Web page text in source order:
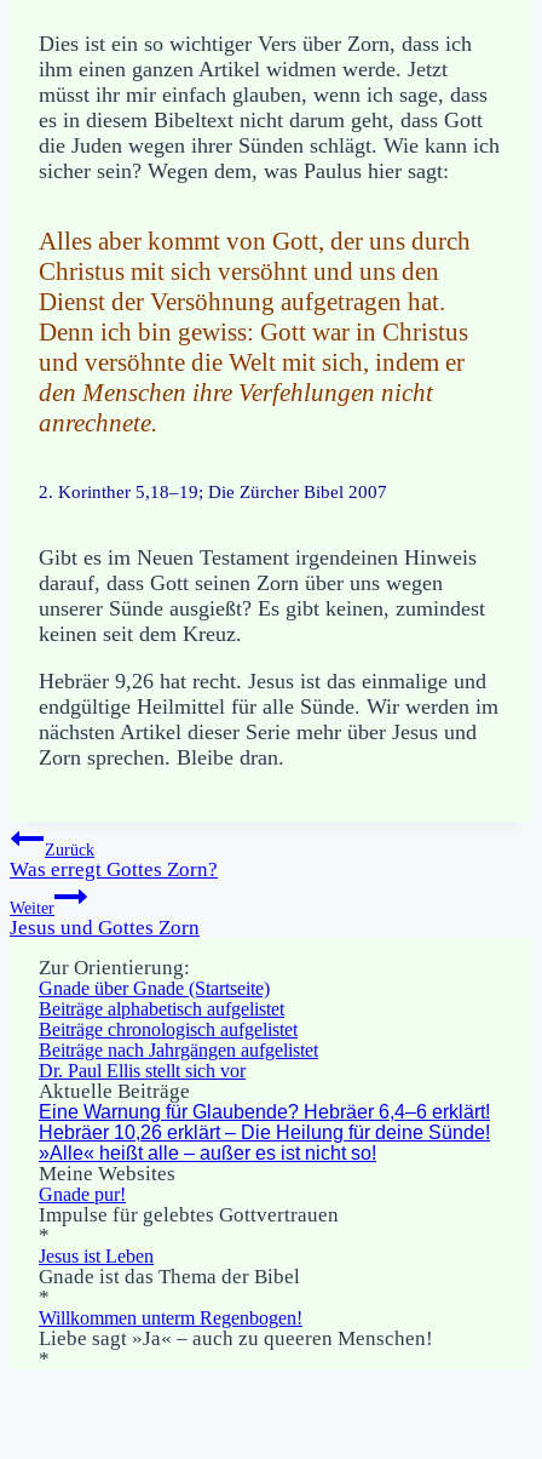
Dies ist ein so wichtiger Vers über Zorn, dass ich
ihm einen ganzen Artikel widmen werde. Jetzt
müsst ihr mir einfach glauben, wenn ich sage, dass
es in diesem Bibeltext nicht darum geht, dass Gott
die Juden wegen ihrer Sünden schlägt. Wie kann ich
sicher sein? Wegen dem, was Paulus hier sagt:
Alles aber kommt von Gott, der uns durch
Christus mit sich versöhnt und uns den
Dienst der Versöhnung aufgetragen hat.
Denn ich bin gewiss: Gott war in Christus
und versöhnte die Welt mit sich, indem er
den Menschen ihre Verfehlungen nicht
anrechnete.
2. Korinther 5,18–19; Die Zürcher Bibel 2007
Gibt es im Neuen Testament irgendeinen Hinweis
darauf, dass Gott seinen Zorn über uns wegen
unserer Sünde ausgießt? Es gibt keinen, zumindest
keinen seit dem Kreuz.
Hebräer 9,26 hat recht. Jesus ist das einmalige und
endgültige Heilmittel für alle Sünde. Wir werden im
nächsten Artikel dieser Serie mehr über Jesus und
Zorn sprechen. Bleibe dran.
Beitragsnavigation
Zurück
Was erregt Gottes Zorn?
Weiter
Jesus und Gottes Zorn
Zur Orientierung:
Gnade über Gnade (Startseite)
Beiträge alphabetisch aufgelistet
Beiträge chronologisch aufgelistet
Beiträge nach Jahrgängen aufgelistet
Dr. Paul Ellis stellt sich vor
Aktuelle Beiträge
Eine Warnung für Glaubende? Hebräer 6,4–6 erklärt!
Hebräer 10,26 erklärt – Die Heilung für deine Sünde!
»Alle« heißt alle – außer es ist nicht so!
Meine Websites
Gnade pur!
Impulse für gelebtes Gottvertrauen
*
Jesus ist Leben
Gnade ist das Thema der Bibel
*
Willkommen unterm Regenbogen!
Liebe sagt »Ja« – auch zu queeren Menschen!
*